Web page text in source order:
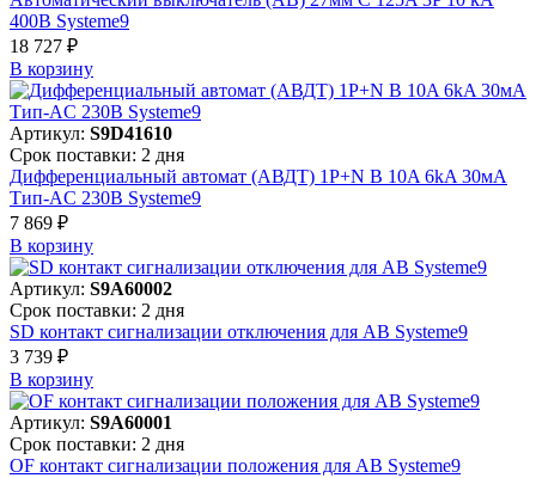
400В Systeme9
18 727 ₽
В корзинy
Артикул: S9D41610
Срок поставки: 2 дня
Дифференциальный автомат (АВДТ) 1P+N B 10A 6kA 30мА
Тип-AC 230В Systeme9
7 869 ₽
В корзинy
Артикул: S9A60002
Срок поставки: 2 дня
SD контакт сигнализации отключения для АВ Systeme9
3 739 ₽
В корзинy
Артикул: S9A60001
Срок поставки: 2 дня
OF контакт сигнализации положения для АВ Systeme9